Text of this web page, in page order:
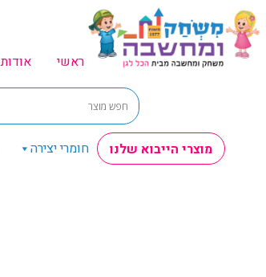
ראשי אודות
מוצרי הייבוא שלנו חומרי יצירה